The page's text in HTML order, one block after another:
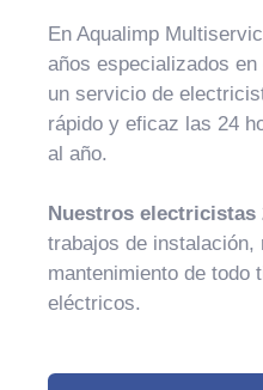
En Aqualimp
años especializados
un servicio de
rápido y eficaz las 24
al año.
Nuestros electricistas
trabajos de instalación,
mantenimiento de todo
eléctricos.